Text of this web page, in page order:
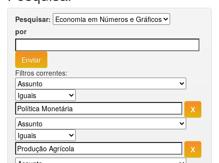
Pesquisar:
por
Filtros correntes: